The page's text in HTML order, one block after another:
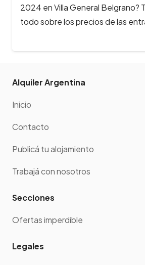
Alquiler Argentina
Inicio
Contacto
Publicá tu alojamiento
Trabajá con nosotros
Secciones
Ofertas imperdible
Legales